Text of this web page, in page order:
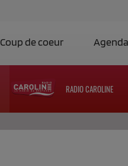
Coup de coeur Agenda
RADIO CAROLINE